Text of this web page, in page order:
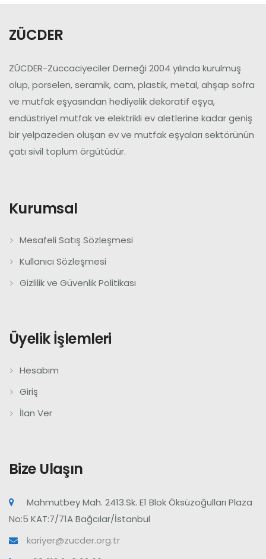
ZÜCDER
ZÜCDER-Züccaciyeciler Derneği 2004 yılında kurulmuş
olup, porselen, seramik, cam, plastik, metal, ahşap sofra
ve mutfak eşyasından hediyelik dekoratif eşya,
endüstriyel mutfak ve elektrikli ev aletlerine kadar geniş
bir yelpazeden oluşan ev ve mutfak eşyaları sektörünün
çatı sivil toplum örgütüdür.
Kurumsal
Mesafeli Satış Sözleşmesi
Kullanıcı Sözleşmesi
Gizlilik ve Güvenlik Politikası
Üyelik İşlemleri
Hesabım
Giriş
İlan Ver
Bize Ulaşın
Mahmutbey Mah. 2413.Sk. E1 Blok Öksüzoğulları Plaza
No:5 KAT:7/71A Bağcılar/İstanbul
kariyer@zucder.org.tr